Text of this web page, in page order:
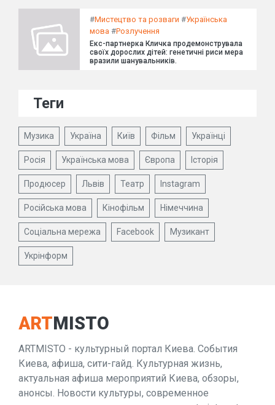
#Мистецтво та розваги #Українська
мова #Розлучення
Екс-партнерка Кличка продемонструвала
своїх дорослих дітей: генетичні риси мера
вразили шанувальників.
Теги
Музика Україна Київ Фільм Українці
Росія Українська мова Європа Історія
Продюсер Львів Театр Instagram
Російська мова Кінофільм Німеччина
Соціальна мережа Facebook Музикант
Укрінформ
ARTMISTO
ARTMISTO - культурный портал Киева. События
Киева, афиша, сити-гайд. Культурная жизнь,
актуальная афиша мероприятий Киева, обзоры,
анонсы. Новости культуры, современное